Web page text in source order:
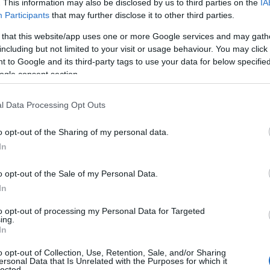
This information may also be disclosed by us to third parties on the
Participants that may further disclose it to other third parties.
that this website/app uses one or more Google services and may
but not limited to your visit or usage behaviour. You may
to Google and its third-party tags to use your data for below
consent section.
Data Processing Opt Outs
opt-out of the Sharing of my personal data.
opt-out of the Sale of my Personal Data.
opt-out of processing my Personal Data for Targeted
opt-out of Collection, Use, Retention, Sale, and/or Sharing
Data that Is Unrelated with the Purposes for which it
της Ένωσης, κ. Άννας Κουτσούπη, η
αναγνώρισης της προσφοράς όσων
και αφοσίωση τα προηγούμενα χρόνια.
απονεμήθηκαν αναμνηστικές πλακέτες
Χέλμη, ιδιοκτήτη του
στα μέλη του απερχόμενου Διοικητικού
Ζαφείρη, κ. Γεώργιο Τζάνη και κ. Βασίλη
πράξη αναγνώρισης του έργου, της
τους σε μια περίοδο κατά την οποία
σημαντικές προκλήσεις.